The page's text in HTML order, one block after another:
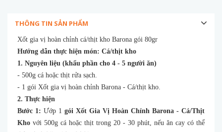
THÔNG TIN SẢN PHẨM
Xốt gia vị hoàn chỉnh cá/thịt kho Barona gói 80gr
Hướng dẫn thực hiện món: Cá/thịt kho
1. Nguyên liệu (khẩu phần cho 4 - 5 người ăn)
- 500g cá hoặc thịt rửa sạch.
- 1 gói Xốt gia vị hoàn chỉnh Barona - Cá/thịt kho.
2. Thực hiện
Bước 1: Ướp 1 gói Xốt Gia Vị Hoàn Chỉnh Barona - Cá/Thịt
Kho với 500g cá hoặc thịt trong 20 - 30 phút, nếu ăn cay có thể